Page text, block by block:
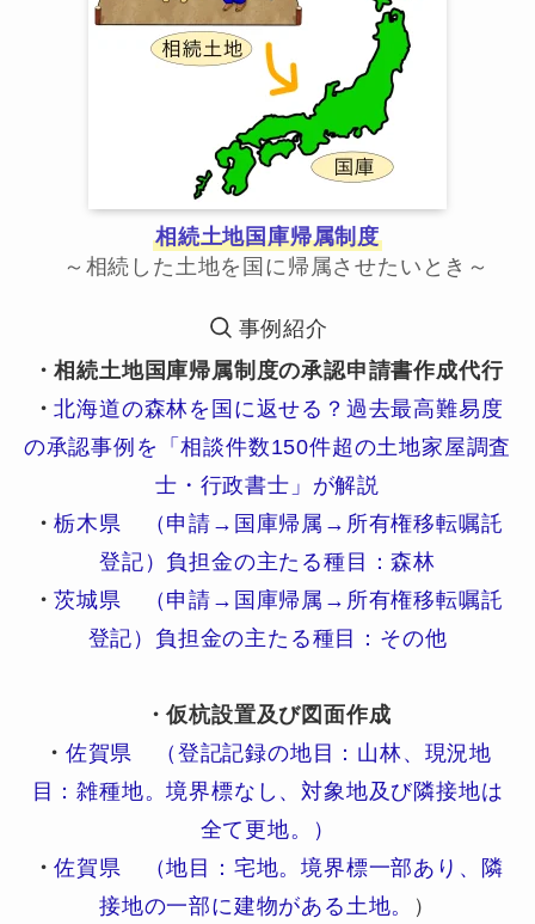
相続土地国庫帰属制度
～相続した土地を国に帰属させたいとき～
事例紹介
・相続土地国庫帰属制度の承認申請書作成代行
・北海道の森林を国に返せる？過去最高難易度
の承認事例を「相談件数150件超の土地家屋調査
士・行政書士」が解説
・栃木県 （申請→国庫帰属→所有権移転嘱託
登記）負担金の主たる種目：森林
・茨城県 （申請→国庫帰属→所有権移転嘱託
登記）負担金の主たる種目：その他
・仮杭設置及び図面作成
・ 佐賀県 （登記記録の地目：山林、現況地
目：雑種地。境界標なし、対象地及び隣接地は
全て更地。）
・佐賀県 （地目：宅地。境界標一部あり、隣
接地の一部に建物がある土地。
）